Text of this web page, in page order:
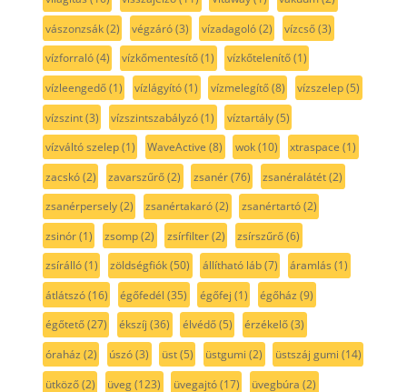
vászonzsák(2) végzáró(3) vízadagoló(2) vízcső(3)
vízforraló(4) vízkőmentesítő(1) vízkőtelenítő(1)
vízleengedő(1) vízlágyító(1) vízmelegítő(8) vízszelep(5)
vízszint(3) vízszintszabályzó(1) víztartály(5)
vízváltó szelep(1) WaveActive (8) wok(10) xtraspace (1)
zacskó(2) zavarszűrő(2) zsanér(76) zsanéralátét(2)
zsanérpersely(2) zsanértakaró(2) zsanértartó(2)
zsinór(1) zsomp(2) zsírfilter(2) zsírszűrő(6)
zsírálló(1) zöldségfiók(50) állítható láb(7) áramlás (1)
átlátszó(16) égőfedél (35) égőfej (1) égőház (9)
égőtető(27) ékszíj (36) élvédő(5) érzékelő(3)
óraház (2) úszó(3) üst(5) üstgumi (2) üstszáj gumi (14)
ütköző(2) üveg(123) üvegajtó(17) üvegbúra (2)